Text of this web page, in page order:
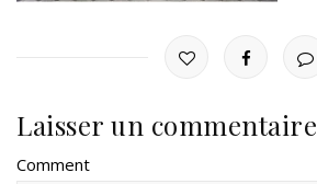
Laisser un commentaire
Comment